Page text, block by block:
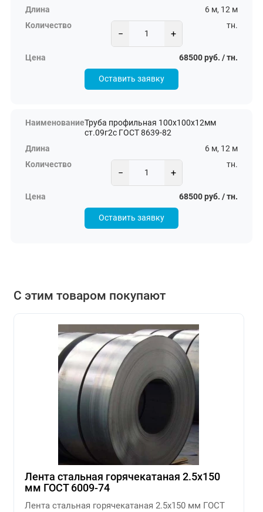
6 м, 12 м
− +
тн.
68500 руб. / тн.
Оставить заявку
Труба профильная 100х100х12мм
ст.09г2с ГОСТ 8639-82
6 м, 12 м
− +
тн.
68500 руб. / тн.
Оставить заявку
С этим товаром покупают
Лента стальная горячекатаная 2.5х150
мм ГОСТ 6009-74
Лента стальная горячекатаная 2.5х150 мм ГОСТ